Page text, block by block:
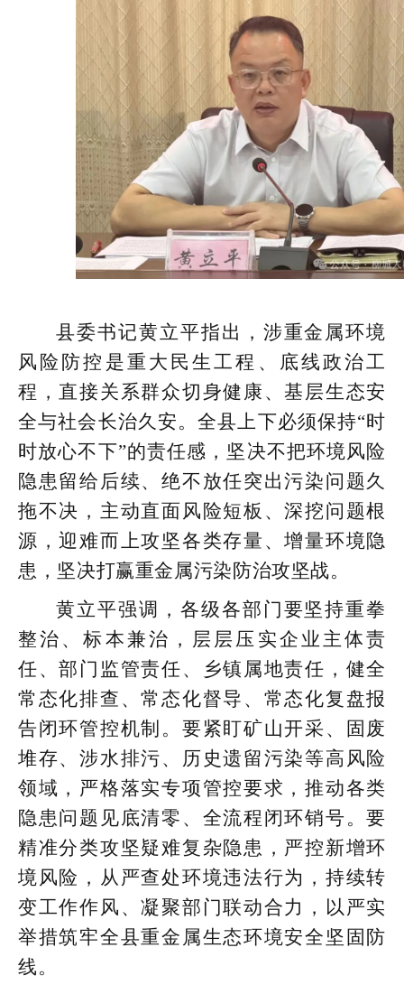
县委书记黄立平指出，涉重金属环境
风险防控是重大民生工程、底线政治工
程，直接关系群众切身健康、基层生态安
全与社会长治久安。全县上下必须保持“时
时放心不下”的责任感，坚决不把环境风险
隐患留给后续、绝不放任突出污染问题久
拖不决，主动直面风险短板、深挖问题根
源，迎难而上攻坚各类存量、增量环境隐
患，坚决打赢重金属污染防治攻坚战。
黄立平强调，各级各部门要坚持重拳
整治、标本兼治，层层压实企业主体责
任、部门监管责任、乡镇属地责任，健全
常态化排查、常态化督导、常态化复盘报
告闭环管控机制。要紧盯矿山开采、固废
堆存、涉水排污、历史遗留污染等高风险
领域，严格落实专项管控要求，推动各类
隐患问题见底清零、全流程闭环销号。要
精准分类攻坚疑难复杂隐患，严控新增环
境风险，从严查处环境违法行为，持续转
变工作作风、凝聚部门联动合力，以严实
举措筑牢全县重金属生态环境安全坚固防
线。